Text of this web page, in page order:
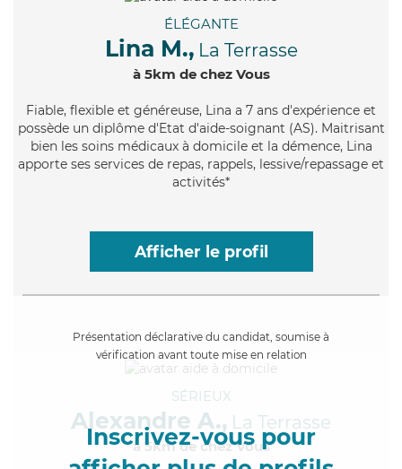
ÉLÉGANTE
Lina M., La Terrasse
à 5km de chez Vous
Fiable, flexible et généreuse, Lina a 7 ans d'expérience et
possède un diplôme d'Etat d'aide-soignant (AS). Maitrisant
bien les soins médicaux à domicile et la démence, Lina
apporte ses services de repas, rappels, lessive/repassage et
activités*
Afficher le profil
Présentation déclarative du candidat, soumise à
vérification avant toute mise en relation
Inscrivez-vous pour
SÉRIEUX
Alexandre A., La Terrasse
à 5km de chez Vous